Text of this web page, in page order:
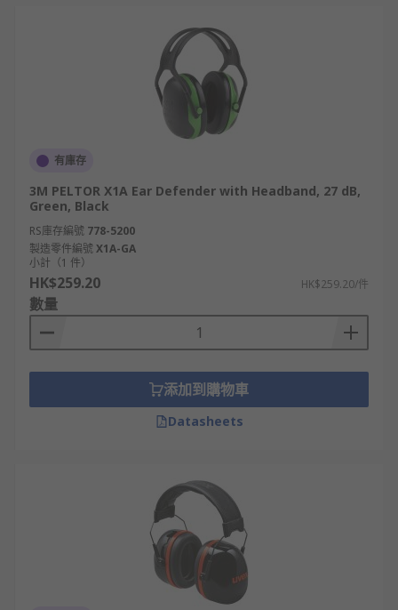
有庫存
3M PELTOR X1A Ear Defender with Headband, 27 dB,
Green, Black
RS庫存編號 778-5200
製造零件編號X1A-GA
小計（1 件）
HK$259.20 HK$259.20/件
數量
添加到購物車
Datasheets